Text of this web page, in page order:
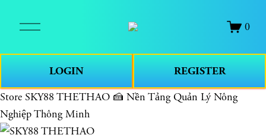
O
e
e
n
u
0
LOGIN REGISTER
Store SKY88 THETHAO 🍰 Nền Tảng Quản Lý Nông
Nghiệp Thông Minh